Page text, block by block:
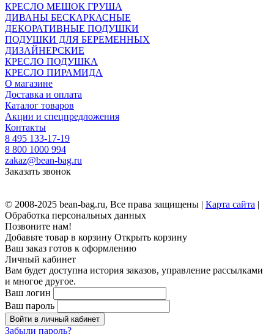
КРЕСЛО МЕШОК ГРУША
ДИВАНЫ БЕСКАРКАСНЫЕ
ДЕКОРАТИВНЫЕ ПОДУШКИ
ПОДУШКИ ДЛЯ БЕРЕМЕННЫХ
ДИЗАЙНЕРСКИЕ
КРЕСЛО ПОДУШКА
КРЕСЛО ПИРАМИДА
О магазине
Доставка и оплата
Каталог товаров
Акции и спецпредложения
Контакты
8 495 133-17-19
8 800 1000 994
zakaz@bean-bag.ru
Заказать звонок
© 2008-2025 bean-bag.ru, Все права защищены | Карта сайта |
Обработка персональных данных
Позвоните нам!
Добавьте товар в корзину Открыть корзину
Ваш заказ готов к оформлению
Личный кабинет
Вам будет доступна история заказов, управление рассылками
и многое другое.
Ваш логин
Ваш пароль
Войти в личный кабинет
Забыли пароль?